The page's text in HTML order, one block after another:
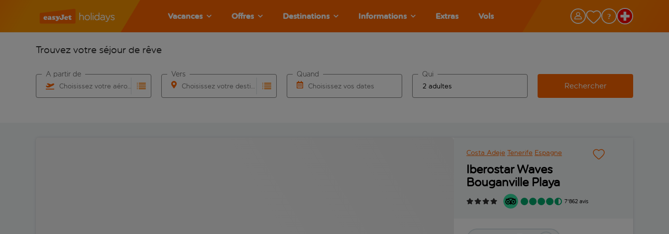
Vacances Offres Destinations Informations Extras Vols
Trouvez votre séjour de rêve
Choisissez votre aéroport
À partir de
Choisissez votre destination
Vers
Choisissez vos dates
Quand Qui
Rechercher
Costa Adeje Tenerife Espagne
Iberostar Waves
Bouganville Playa
7'862 avis